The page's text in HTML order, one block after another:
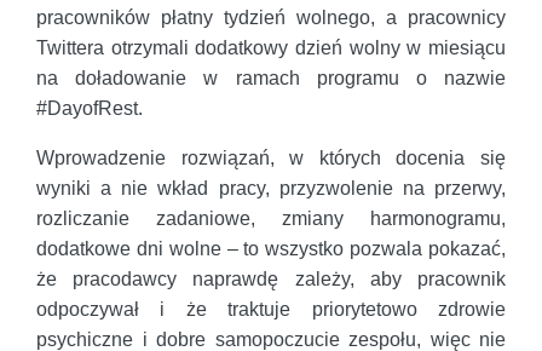
pracowników płatny tydzień wolnego, a pracownicy
Twittera otrzymali dodatkowy dzień wolny w miesiącu
na doładowanie w ramach programu o nazwie
#DayofRest.
Wprowadzenie rozwiązań, w których docenia się
wyniki a nie wkład pracy, przyzwolenie na przerwy,
rozliczanie zadaniowe, zmiany harmonogramu,
dodatkowe dni wolne – to wszystko pozwala pokazać,
że pracodawcy naprawdę zależy, aby pracownik
odpoczywał i że traktuje priorytetowo zdrowie
psychiczne i dobre samopoczucie zespołu, więc nie